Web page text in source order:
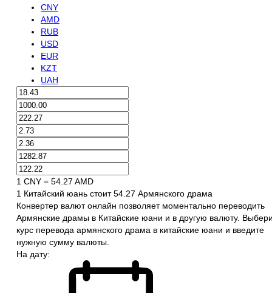
CNY
AMD
RUB
USD
EUR
KZT
UAH
1 CNY = 54.27 AMD
1 Китайский юань стоит 54.27 Армянского драма
Конвертер валют онлайн позволяет моментально переводить
Армянские драмы в Китайские юани и в другую валюту.
курс перевода армянского драма в китайские юани и введите
нужную сумму валюты.
На дату: